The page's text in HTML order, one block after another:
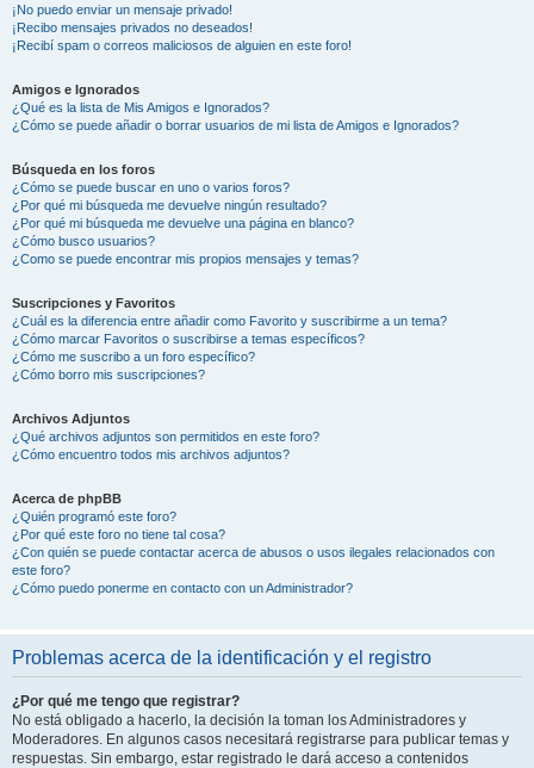
¡No puedo enviar un mensaje privado!
¡Recibo mensajes privados no deseados!
¡Recibí spam o correos maliciosos de alguien en este foro!
Amigos e Ignorados
¿Qué es la lista de Mis Amigos e Ignorados?
¿Cómo se puede añadir o borrar usuarios de mi lista de Amigos e Ignorados?
Búsqueda en los foros
¿Cómo se puede buscar en uno o varios foros?
¿Por qué mi búsqueda me devuelve ningún resultado?
¿Por qué mi búsqueda me devuelve una página en blanco?
¿Cómo busco usuarios?
¿Como se puede encontrar mis propios mensajes y temas?
Suscripciones y Favoritos
¿Cuál es la diferencia entre añadir como Favorito y suscribirme a un tema?
¿Cómo marcar Favoritos o suscribirse a temas específicos?
¿Cómo me suscribo a un foro específico?
¿Cómo borro mis suscripciones?
Archivos Adjuntos
¿Qué archivos adjuntos son permitidos en este foro?
¿Cómo encuentro todos mis archivos adjuntos?
Acerca de phpBB
¿Quién programó este foro?
¿Por qué este foro no tiene tal cosa?
¿Con quién se puede contactar acerca de abusos o usos ilegales relacionados con
este foro?
¿Cómo puedo ponerme en contacto con un Administrador?
Problemas acerca de la identificación y el registro
¿Por qué me tengo que registrar?
No está obligado a hacerlo, la decisión la toman los Administradores y
Moderadores. En algunos casos necesitará registrarse para publicar temas y
respuestas. Sin embargo, estar registrado le dará acceso a contenidos